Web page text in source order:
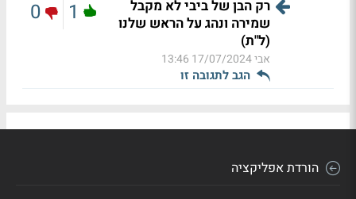
רק הבן של ביבי לא מקבל
שמירה ונהג על הראש שלנו
(ל"ת)
אבי17/07/2024 13:46
הגב לתגובה זו
1
0
הורדת אפליקציה